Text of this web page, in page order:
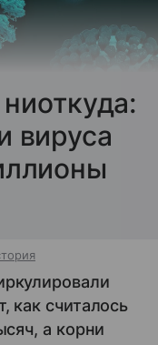
вируса
как считалось
а корни